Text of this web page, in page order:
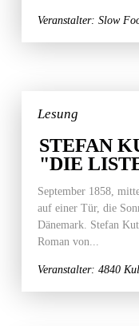
Veranstalter: Slow
Lesung
STEFAN
"DIE
September 1858,
auf einer Tür, die
Dänemark. Stefan
Roman von...
Veranstalter: 4840